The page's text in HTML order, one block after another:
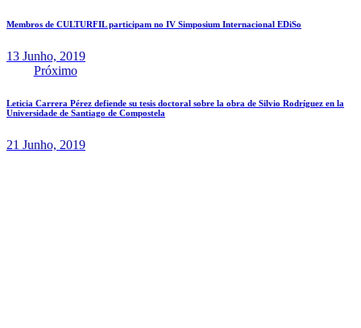
Membros de CULTURFIL participam no IV Simposium Internacional EDiSo
13 Junho, 2019
Próximo
Leticia Carrera Pérez defiende su tesis doctoral sobre la obra de Silvio Rodríguez en la
Universidade de Santiago de Compostela
21 Junho, 2019